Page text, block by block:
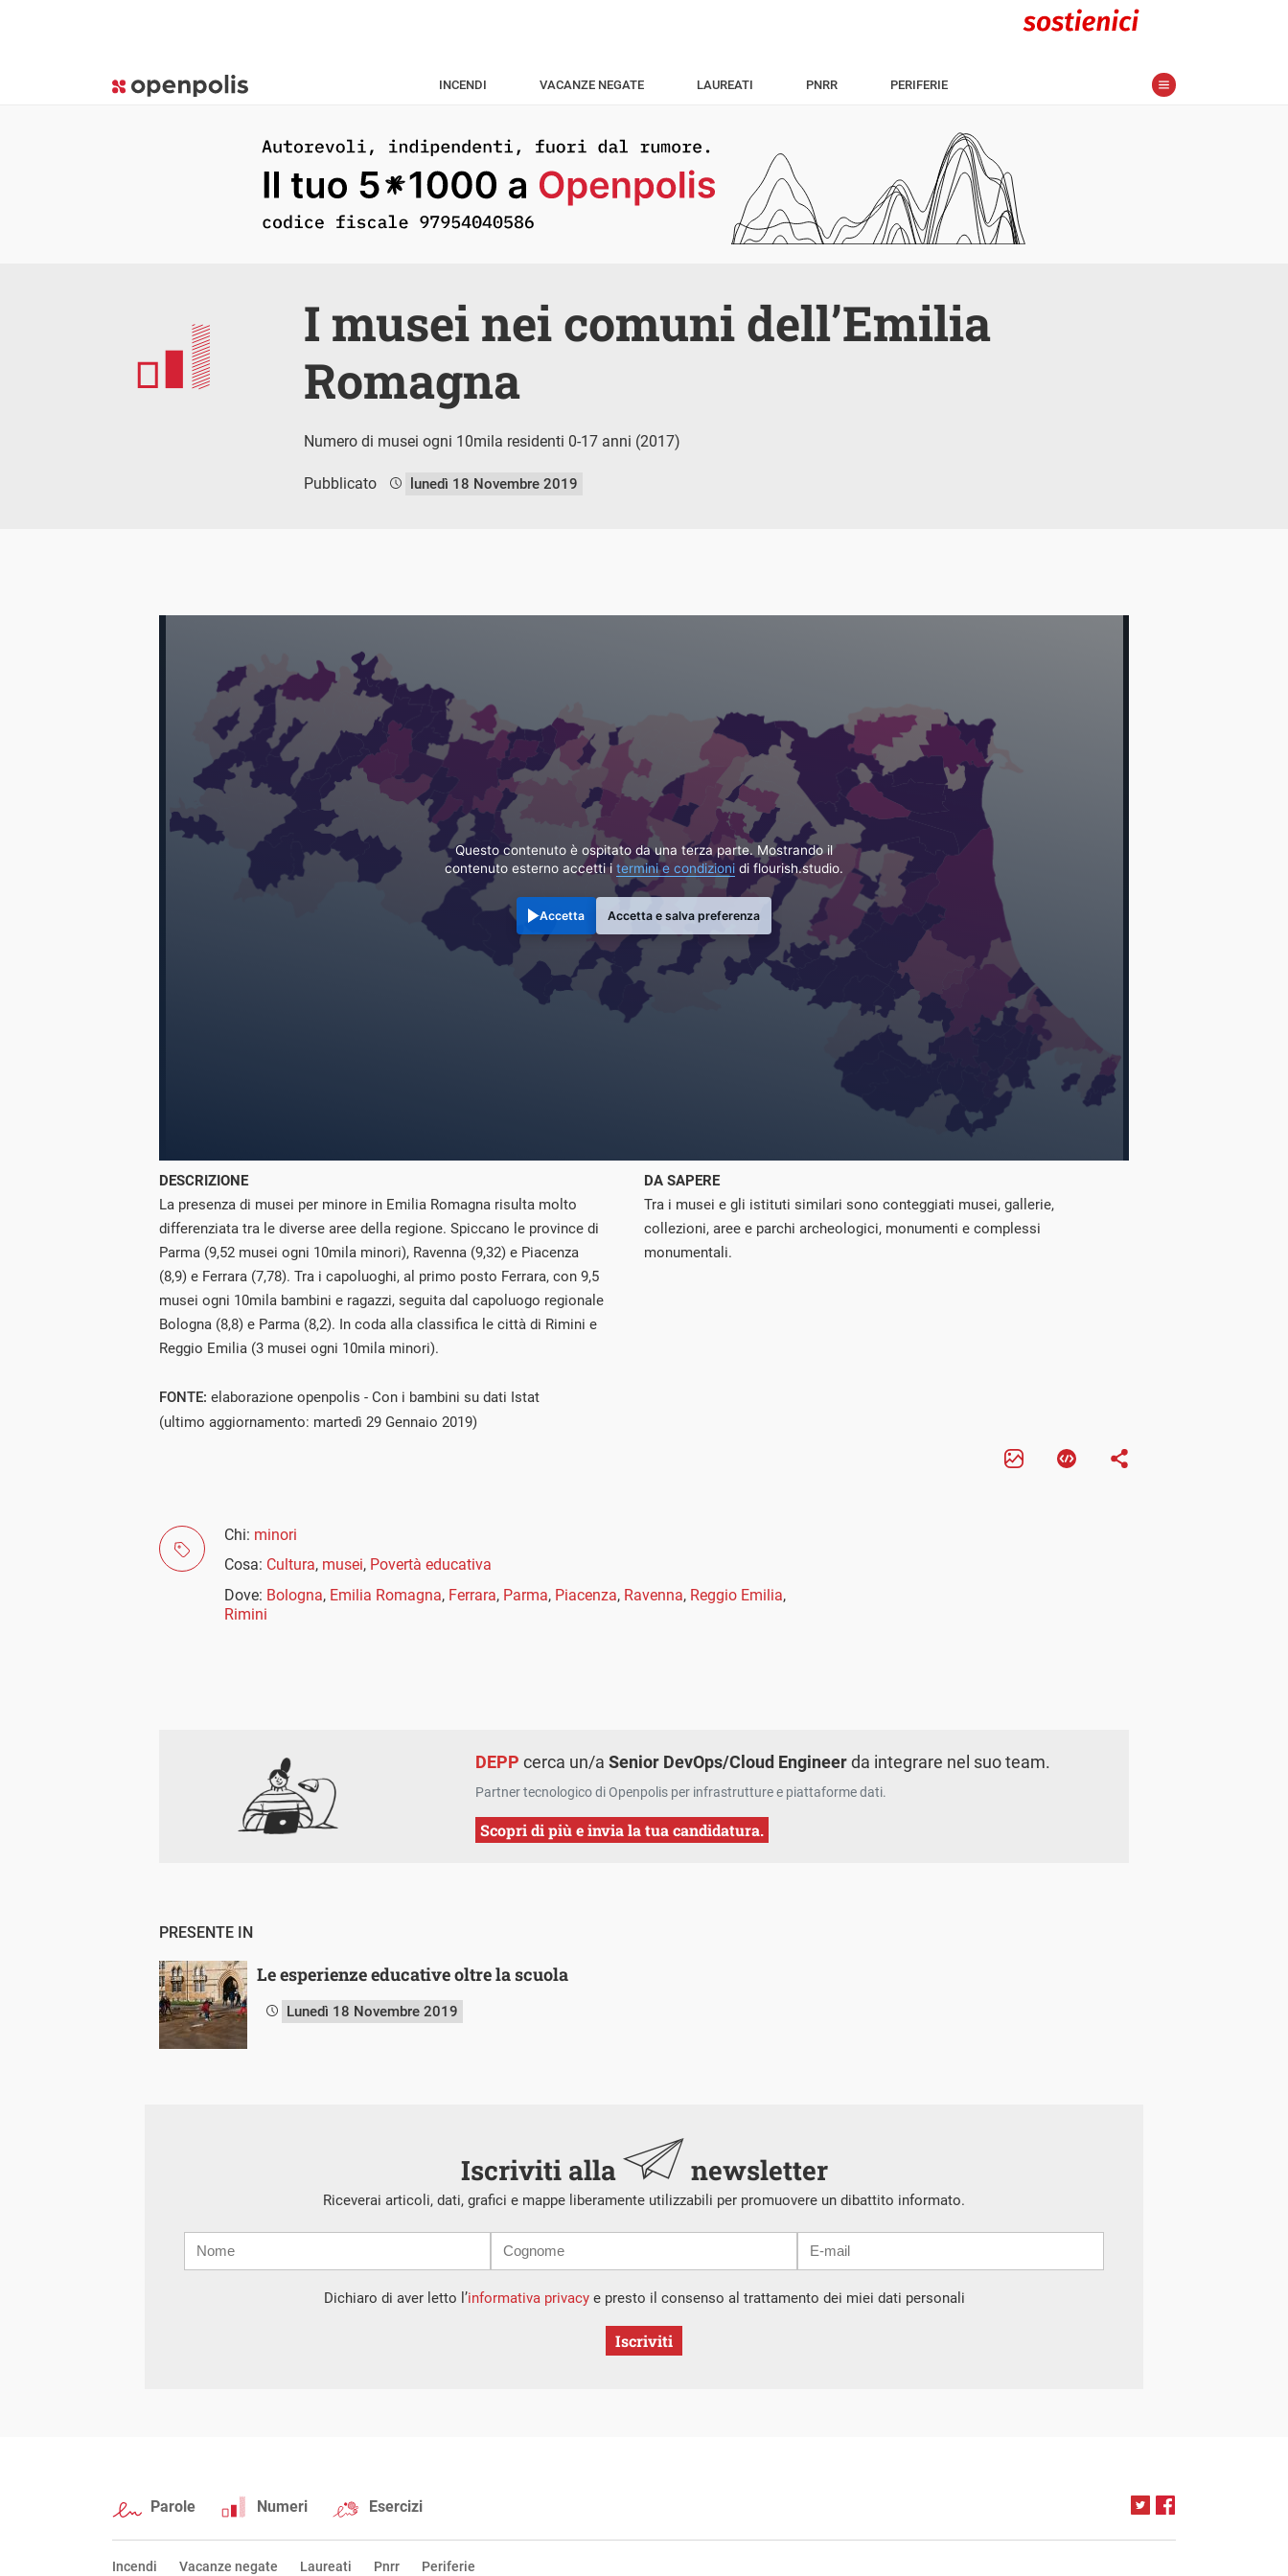
INCENDI VACANZE NEGATE LAUREATI PNRR PERIFERIE
I musei nei comuni dell’Emilia
Romagna
Numero di musei ogni 10mila residenti 0-17 anni (2017)
Pubblicato lunedì 18 Novembre 2019
Questo contenuto è ospitato da una terza parte. Mostrando il
contenuto esterno accetti i termini e condizioni di flourish.studio.
Accetta Accetta e salva preferenza
DESCRIZIONE
La presenza di musei per minore in Emilia Romagna risulta molto
differenziata tra le diverse aree della regione. Spiccano le province di
Parma (9,52 musei ogni 10mila minori), Ravenna (9,32) e Piacenza
(8,9) e Ferrara (7,78). Tra i capoluoghi, al primo posto Ferrara, con 9,5
musei ogni 10mila bambini e ragazzi, seguita dal capoluogo regionale
Bologna (8,8) e Parma (8,2). In coda alla classifica le città di Rimini e
Reggio Emilia (3 musei ogni 10mila minori).
DA SAPERE
Tra i musei e gli istituti similari sono conteggiati musei, gallerie,
collezioni, aree e parchi archeologici, monumenti e complessi
monumentali.
FONTE: elaborazione openpolis - Con i bambini su dati Istat
(ultimo aggiornamento: martedì 29 Gennaio 2019)
Chi: minori
Cosa: Cultura, musei, Povertà educativa
Dove: Bologna, Emilia Romagna, Ferrara, Parma, Piacenza, Ravenna, Reggio Emilia,
Rimini
DEPP cerca un/aSenior DevOps/Cloud Engineerda integrare nel suo team.
Partner tecnologico di Openpolis per infrastrutture e piattaforme dati.
Scopri di più e invia la tua candidatura.
PRESENTE IN
Le esperienze educative oltre la scuola
Lunedì 18 Novembre 2019
Iscriviti alla newsletter
Riceverai articoli, dati, grafici e mappe liberamente utilizzabili per promuovere un dibattito informato.
mail
Dichiaro di aver letto l’informativa privacye presto il consenso al trattamento dei miei dati personali
Iscriviti
Parole Numeri Esercizi
Incendi Vacanze negate Laureati Pnrr Periferie